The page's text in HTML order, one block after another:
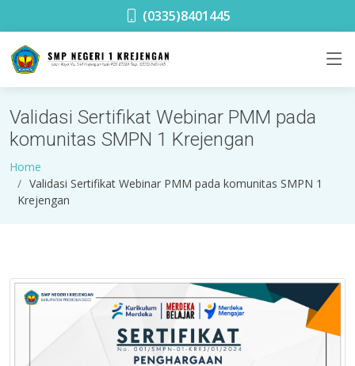
(0335)8401445
Validasi Sertifikat Webinar PMM pada
komunitas SMPN 1 Krejengan
Home
Validasi Sertifikat Webinar PMM pada komunitas SMPN 1
Krejengan